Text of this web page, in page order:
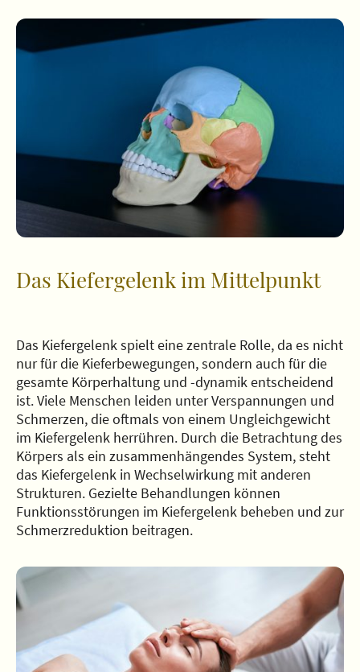
Das Kiefergelenk im Mittelpunkt
Das Kiefergelenk spielt eine zentrale Rolle, da es nicht
nur für die Kieferbewegungen, sondern auch für die
gesamte Körperhaltung und -dynamik entscheidend
ist. Viele Menschen leiden unter Verspannungen und
Schmerzen, die oftmals von einem Ungleichgewicht
im Kiefergelenk herrühren. Durch die Betrachtung des
Körpers als ein zusammenhängendes System, steht
das Kiefergelenk in Wechselwirkung mit anderen
Strukturen. Gezielte Behandlungen können
Funktionsstörungen im Kiefergelenk beheben und zur
Schmerzreduktion beitragen.